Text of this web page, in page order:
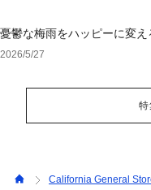
憂鬱な梅雨をハッピーに変
2026/5/27
California General